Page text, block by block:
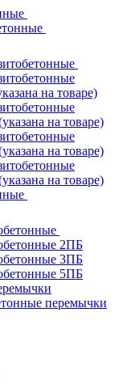
на товаре)
на товаре)
на товаре)
на товаре)
2ПБ
3ПБ
5ПБ
перемычки